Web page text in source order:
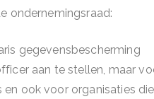
ondernemingsraad:
gegevensbescherming
aan te stellen, maar
ook voor organisaties